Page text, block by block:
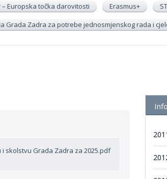
Europska točka darovitosti Erasmus+
Grada Zadra za potrebe jednosmjenskog rada i
skolstvu Grada Zadra za 2025.pdf
Info